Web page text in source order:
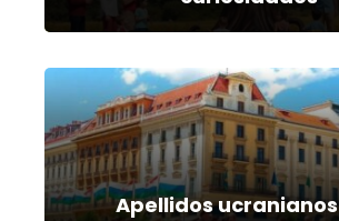
Apellidos ucranianos